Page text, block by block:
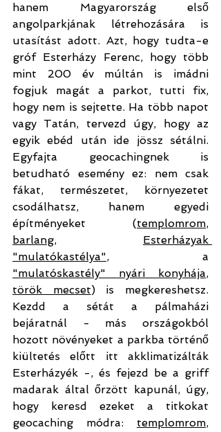
hanem Magyarország első
angolparkjának létrehozására is
utasítást adott. Azt, hogy tudta-e
gróf Esterházy Ferenc, hogy több
mint 200 év múltán is imádni
fogjuk magát a parkot, tutti fix,
hogy nem is sejtette. Ha több napot
vagy Tatán, tervezd úgy, hogy az
egyik ebéd után ide jössz sétálni.
Egyfajta geocachingnek is
betudható esemény ez: nem csak
fákat, természetet, környezetet
csodálhatsz, hanem egyedi
építményeket (templomrom
barlang, Esterházyak
"mulatókastélya"
"mulatóskastély" nyári konyhája
török mecset) is megkereshetsz.
Kezdd a sétát a pálmaházi
bejáratnál - más országokból
hozott növényeket a parkba történő
kiültetés előtt itt akklimatizálták
Esterházyék -, és fejezd be a griff
madarak által őrzött kapunál, úgy,
hogy keresd ezeket a titkokat
geocaching módra: templomrom